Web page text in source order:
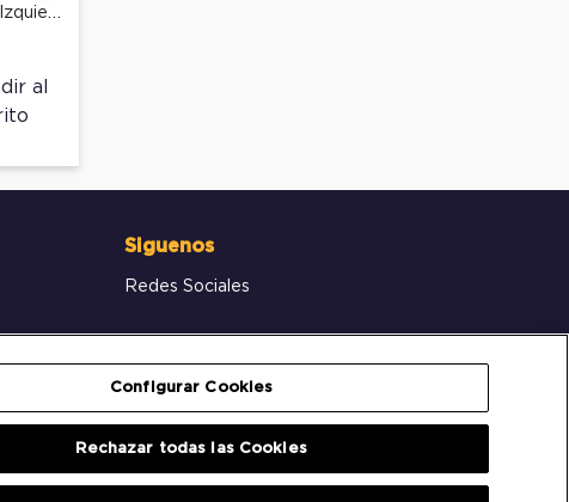
Amortiguador De Capot Izquierdo
Siguenos
Redes Sociales
Configurar Cookies
Rechazar todas las Cookies